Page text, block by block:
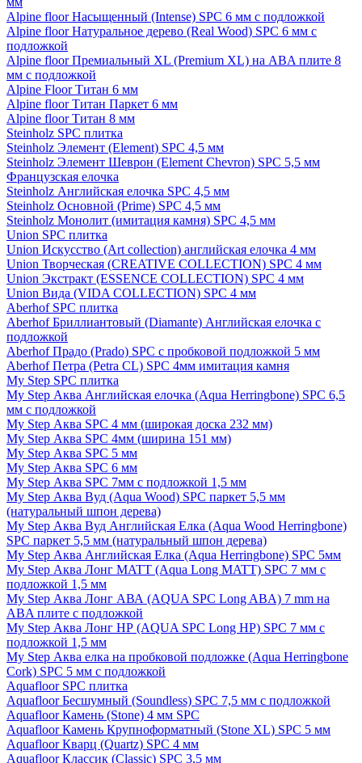
Alpine floor Насыщенный (Intense) SPC 6 мм с подложкой
Alpine floor Натуральное дерево (Real Wood) SPC 6 мм с
подложкой
Alpine floor Премиальный XL (Premium XL) на ABA плите 8
мм с подложкой
Alpine Floor Титан 6 мм
Alpine floor Титан Паркет 6 мм
Alpine floor Титан 8 мм
Steinholz SPC плитка
Steinholz Элемент (Element) SPC 4,5 мм
Steinholz Элемент Шеврон (Element Chevron) SPC 5,5 мм
Французская елочка
Steinholz Английская елочка SPC 4,5 мм
Steinholz Основной (Prime) SPC 4,5 мм
Steinholz Монолит (имитация камня) SPC 4,5 мм
Union SPC плитка
Union Искусство (Art collection) английская елочка 4 мм
Union Творческая (CREATIVE COLLECTION) SPC 4 мм
Union Экстракт (ESSENCE COLLECTION) SPC 4 мм
Union Вида (VIDA COLLECTION) SPC 4 мм
Aberhof SPC плитка
Aberhof Бриллиантовый (Diamante) Английская елочка с
подложкой
Aberhof Прадо (Prado) SPC с пробковой подложкой 5 мм
Aberhof Петра (Petra CL) SPC 4мм имитация камня
My Step SPC плитка
My Step Аква Английская елочка (Aqua Herringbone) SPC 6,5
мм с подложкой
My Step Аква SPC 4 мм (широкая доска 232 мм)
My Step Аква SPC 4мм (ширина 151 мм)
My Step Аква SPC 5 мм
My Step Аква SPC 6 мм
My Step Аква SPC 7мм c подложкой 1,5 мм
My Step Аква Вуд (Aqua Wood) SPC паркет 5,5 мм
(натуральный шпон дерева)
My Step Аква Вуд Английская Елка (Aqua Wood Herringbone)
SPC паркет 5,5 мм (натуральный шпон дерева)
My Step Аква Английская Елка (Aqua Herringbone) SPC 5мм
My Step Аква Лонг MATT (Aqua Long MATT) SPC 7 мм с
подложкой 1,5 мм
My Step Аква Лонг АВА (AQUA SPC Long ABA) 7 mm на
ABA плите с подложкой
My Step Аква Лонг НР (AQUA SPC Long HP) SPC 7 мм с
подложкой 1,5 мм
My Step Аква елка на пробковой подложке (Aqua Herringbone
Cork) SPC 5 мм с подложкой
Aquafloor SPC плитка
Aquafloor Бесшумный (Soundless) SPC 7,5 мм с подложкой
Aquafloor Камень (Stone) 4 мм SPC
Aquafloor Камень Крупноформатный (Stone XL) SPC 5 мм
Aquafloor Кварц (Quartz) SPC 4 мм
Aquafloor Классик (Classic) SPC 3,5 мм